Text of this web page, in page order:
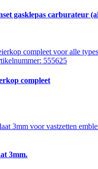
gasklepas carburateur
compleet
3mm.